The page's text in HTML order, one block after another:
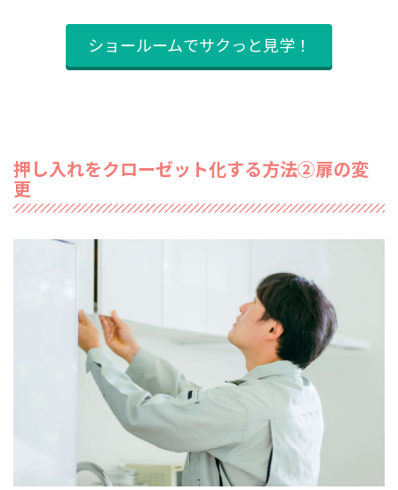
ショールームでサクっと見学！
押し入れをクローゼット化する方法②扉の変
更